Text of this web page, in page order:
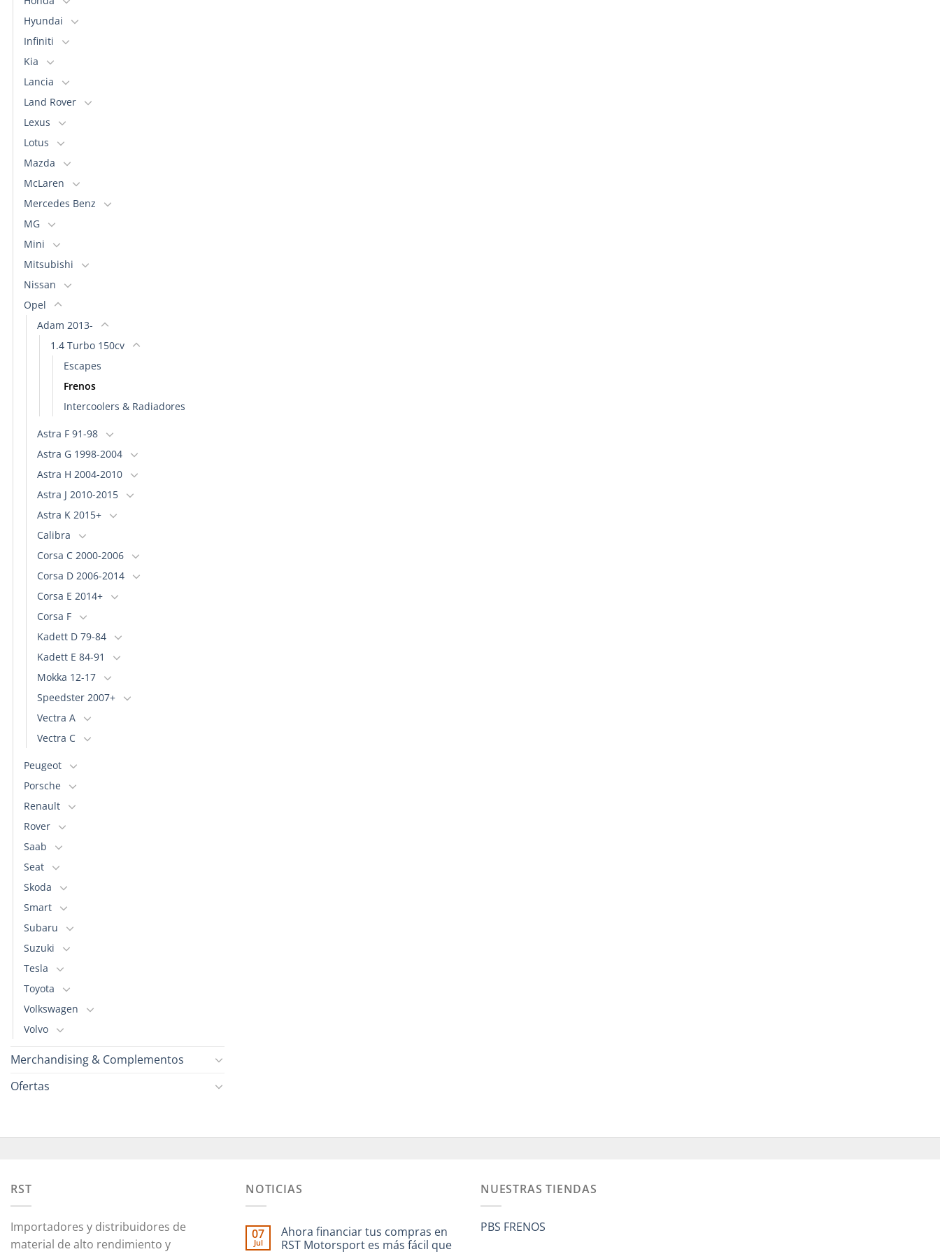
Hyundai
Infiniti
Kia
Lancia
Land Rover
Lexus
Lotus
Mazda
McLaren
Mercedes Benz
MG
Mini
Mitsubishi
Nissan
Opel
Adam 2013-
1.4 Turbo 150cv
Escapes
Frenos
Intercoolers & Radiadores
Astra F 91-98
Astra G 1998-2004
Astra H 2004-2010
Astra J 2010-2015
Astra K 2015+
Calibra
Corsa C 2000-2006
Corsa D 2006-2014
Corsa E 2014+
Corsa F
Kadett D 79-84
Kadett E 84-91
Mokka 12-17
Speedster 2007+
Vectra A
Vectra C
Peugeot
Porsche
Renault
Rover
Saab
Seat
Skoda
Smart
Subaru
Suzuki
Tesla
Toyota
Volkswagen
Volvo
Merchandising & Complementos
Ofertas
RST
Importadores y distribuidores de
material de alto rendimiento y
NOTICIAS
07
Jul
Ahora financiar tus compras en
RST Motorsport es más fácil que
NUESTRAS TIENDAS
PBS FRENOS